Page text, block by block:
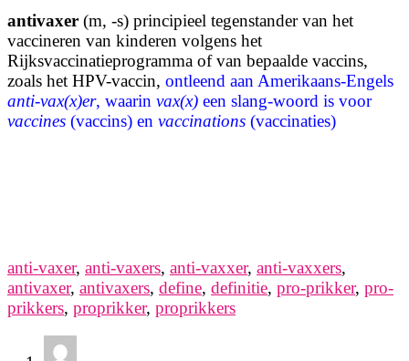
antivaxer (m, -s) principieel tegenstander van het
vaccineren van kinderen volgens het
Rijksvaccinatieprogramma of van bepaalde vaccins,
zoals het HPV-vaccin, ontleend aan Amerikaans-Engels
anti-vax(x)er, waarin vax(x) een slang-woord is voor
vaccines (vaccins) en vaccinations (vaccinaties)
anti-vaxer, anti-vaxers, anti-vaxxer, anti-vaxxers,
antivaxer, antivaxers, define, definitie, pro-prikker, pro-
prikkers, proprikker, proprikkers